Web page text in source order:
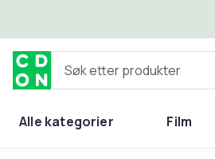
Søk etter produkter
Alle kategorier Film